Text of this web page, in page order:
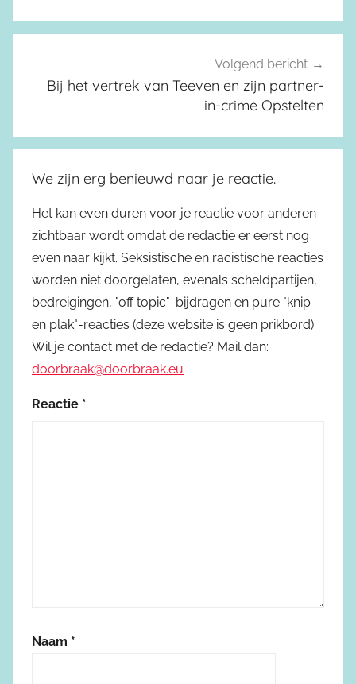
Volgend bericht
Bij het vertrek van Teeven en zijn partner-
in-crime Opstelten
We zijn erg benieuwd naar je reactie.
Het kan even duren voor je reactie voor anderen
zichtbaar wordt omdat de redactie er eerst nog
even naar kijkt. Seksistische en racistische reacties
worden niet doorgelaten, evenals scheldpartijen,
bedreigingen, "off topic"-bijdragen en pure "knip
en plak"-reacties (deze website is geen prikbord).
Wil je contact met de redactie? Mail dan:
doorbraak@doorbraak.eu
Reactie *
Naam *